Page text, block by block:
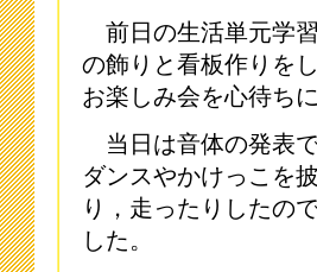
平成27年度学
2015年6月 5日
平成２７年度
2015年5月11日
災害用伝言ダ
前日の生活単元学
の飾りと看板作りを
お楽しみ会を心待ち
当日は音体の発表
ダンスやかけっこを
り，走ったりしたの
した。